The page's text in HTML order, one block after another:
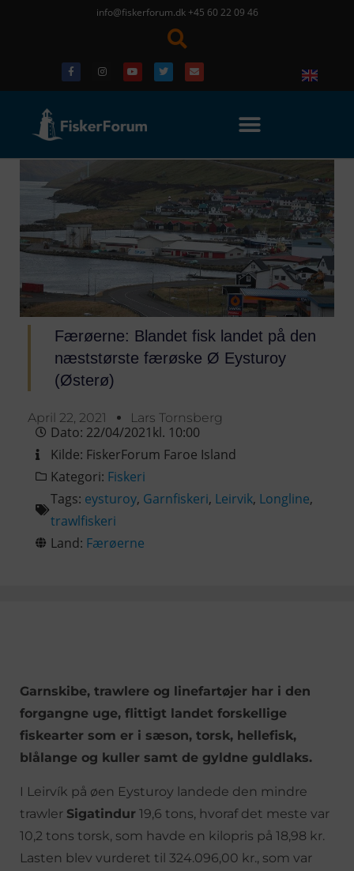
info@fiskerforum.dk +45 60 22 09 46
Færøerne: Blandet fisk landet på den
næststørste færøske Ø Eysturoy
(Østerø)
April 22, 2021 Lars Tornsberg
Dato: 22/04/2021kl. 10:00
Kilde: FiskerForum Faroe Island
Kategori: Fiskeri
Tags: eysturoy, Garnfiskeri, Leirvik, Longline,
trawlfiskeri
Land: Færøerne
Garnskibe, trawlere og linefartøjer har i den
forgangne uge, flittigt landet forskellige
fiskearter som er i sæson, torsk, hellefisk,
blålange og kuller samt de gyldne guldlaks.
I Leirvík på øen Eysturoy landede den mindre
trawler Sigatindur 19,6 tons, hvoraf det meste var
10,2 tons torsk, som havde en kilopris på 18,98 kr.
Lasten blev vurderet til 324.096,00 kr., som var